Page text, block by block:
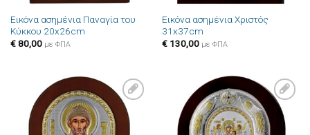
Εικόνα ασημένια Παναγία του
Κύκκου 20x26cm
€80,00 με ΦΠΑ
Εικόνα ασημένια Χριστός
31x37cm
€130,00 με ΦΠΑ
Πρόσθήκη
στην λίστα
επιθυμιών
Πρόσθήκη
στην λίστα
επιθυμιών